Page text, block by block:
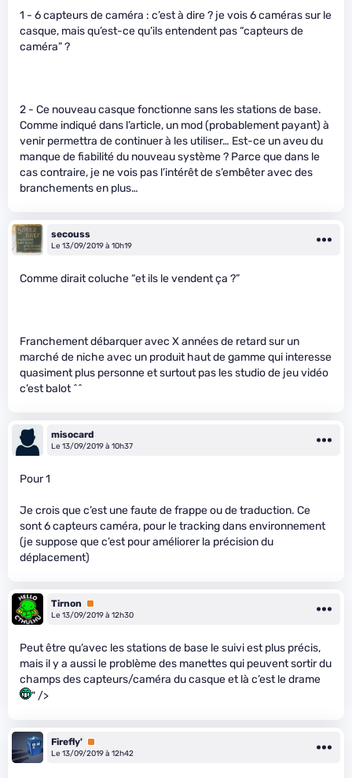
1 - 6 capteurs de caméra : c’est à dire ? je vois 6 caméras sur le
casque, mais qu’est-ce qu’ils entendent pas “capteurs de
caméra” ?
2 - Ce nouveau casque fonctionne sans les stations de base.
Comme indiqué dans l’article, un mod (probablement payant) à
venir permettra de continuer à les utiliser… Est-ce un aveu du
manque de fiabilité du nouveau système ? Parce que dans le
cas contraire, je ne vois pas l’intérêt de s’embêter avec des
branchements en plus…
secouss
Le 13/09/2019 à 10h19
Comme dirait coluche “et ils le vendent ça ?”
Franchement débarquer avec X années de retard sur un
marché de niche avec un produit haut de gamme qui interesse
quasiment plus personne et surtout pas les studio de jeu vidéo
c’est balot ^^
misocard
Le 13/09/2019 à 10h37
Pour 1
Je crois que c’est une faute de frappe ou de traduction. Ce
sont 6 capteurs caméra, pour le tracking dans environnement
(je suppose que c’est pour améliorer la précision du
déplacement)
Tirnon
Premium
Le 13/09/2019 à 12h30
Peut être qu’avec les stations de base le suivi est plus précis,
mais il y a aussi le problème des manettes qui peuvent sortir du
champs des capteurs/caméra du casque et là c’est le drame
" />
Firefly' Premium
Le 13/09/2019 à 12h42